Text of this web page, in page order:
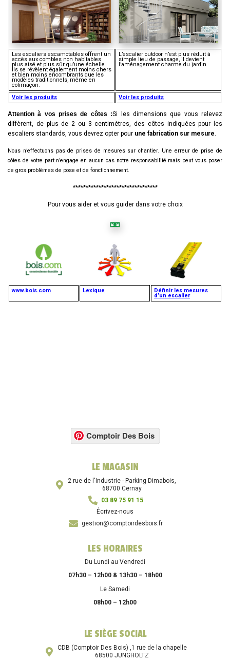
Les escaliers escamotables offrent un
accès aux combles non habitables
plus aisé et plus sûr qu’une échelle.
Ils se révèlent également moins chers
et bien moins encombrants que les
modèles traditionnels, même en
colimaçon.
L’escalier outdoor n’est plus réduit à
simple lieu de passage, il devient
l’aménagement charme du jardin.
Voir les produits Voir les produits
Attention à vos prises de côtes :Si les dimensions que vous relevez
diffèrent, de plus de 2 ou 3 centimètres, des côtes indiquées pour les
escaliers standards, vous devrez opter pour une fabrication sur mesure.
Nous n’effectuons pas de prises de mesures sur chantier. Une erreur de prise de
côtes de votre part n’engage en aucun cas notre responsabilité mais peut vous poser
de gros problèmes de pose et de fonctionnement.
*********************************
Pour vous aider et vous guider dans votre choix
www.bois.com Lexique Définir les mesures
d’un escalier
Comptoir Des Bois
LE MAGASIN
2 rue de l'Industrie - Parking Dimabois,
68700 Cernay
03 89 75 91 15
Écrivez-nous
gestion@comptoirdesbois.fr
LES HORAIRES
Du Lundi au Vendredi
07h30 – 12h00 & 13h30 – 18h00
Le Samedi
08h00 – 12h00
LE SIÈGE SOCIAL
CDB (Comptoir Des Bois) ,1 rue de la chapelle
68500 JUNGHOLTZ